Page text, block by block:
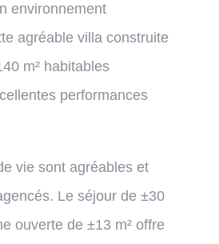
environnement
agréable villa construite
m² habitables
performances
vie sont agréables et
Le séjour de ±30
ouverte de ±13 m² offre